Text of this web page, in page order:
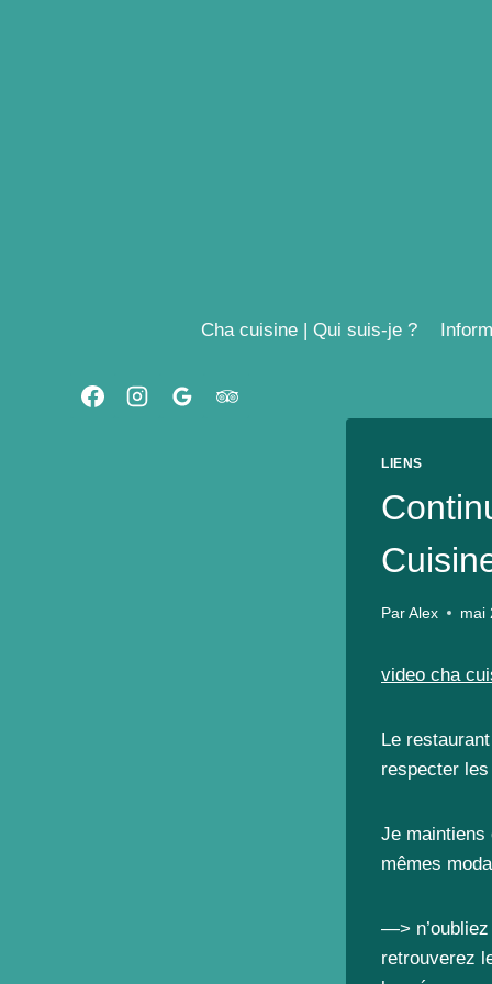
Cha cuisine | Qui suis-je ?
LIENS
Par Alex mai
video cha
Le
respecter
Je maintiens
mêmes
—>
retrouverez